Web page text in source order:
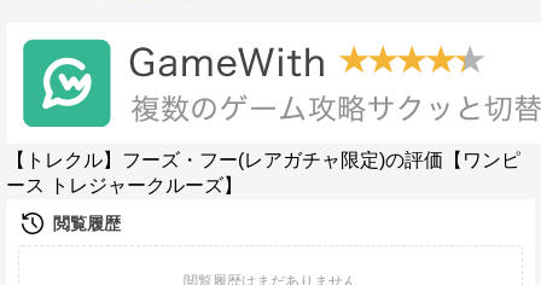
【トレクル】フーズ・フー(レアガチャ限定)の評価【ワンピ
ース トレジャークルーズ】